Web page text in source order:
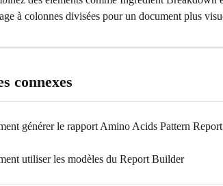
à colonnes divisées pour un document plus
connexes
générer le rapport Amino Acids Pattern
utiliser les modèles du Report Builder